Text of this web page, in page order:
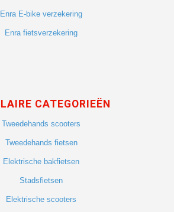
Enra E-bike verzekering
Enra fietsverzekering
CATEGORIEËN
Tweedehands scooters
Tweedehands fietsen
Elektrische bakfietsen
Stadsfietsen
Elektrische scooters